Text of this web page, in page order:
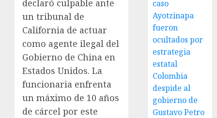
declaró culpable ante
un tribunal de
California de actuar
como agente ilegal del
Gobierno de China en
Estados Unidos. La
funcionaria enfrenta
un máximo de 10 años
de cárcel por este
caso
Ayotzinapa
fueron
ocultados por
estrategia
estatal
Colombia
despide al
gobierno de
Gustavo Petro